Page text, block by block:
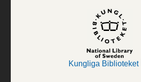
Kungliga Biblioteket